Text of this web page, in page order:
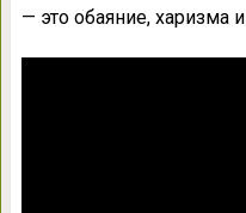
— это обаяние, харизма